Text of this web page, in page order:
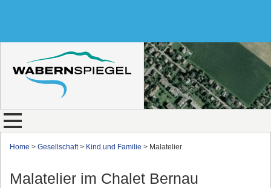
Home > Gesellschaft> Kind und Familie > Malatelier
Malatelier im Chalet Bernau